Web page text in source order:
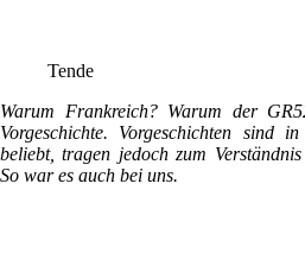
Tende
Warum Frankreich? Warum der
Vorgeschichte. Vorgeschichten sind
beliebt, tragen jedoch zum
So war es auch bei uns.